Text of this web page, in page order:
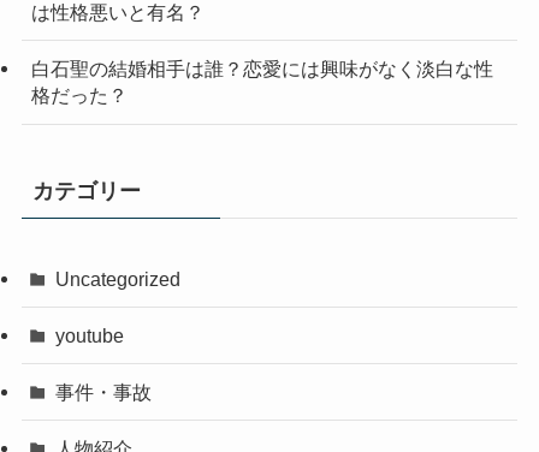
は性格悪いと有名？
白石聖の結婚相手は誰？恋愛には興味がなく淡白な性
格だった？
カテゴリー
Uncategorized
youtube
事件・事故